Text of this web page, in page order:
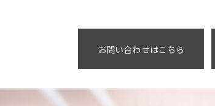
お問い合わせはこちら